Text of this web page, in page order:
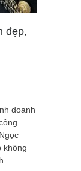
đẹp,
doanh
không